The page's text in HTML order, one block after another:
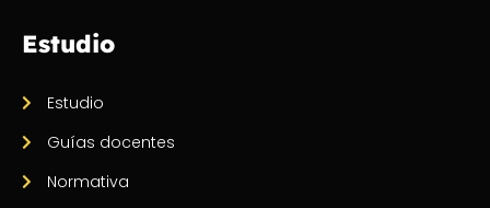
Estudio
Estudio
Guías docentes
Normativa